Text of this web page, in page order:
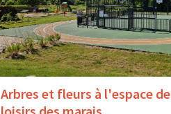
Arbres et fleurs à l'espace de